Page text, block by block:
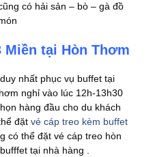
có hải sản – bò – gà đồ
Miền tại Hòn Thơm
nhất phục vụ buffet tại
nghỉ vào lúc 12h-13h30
hàng đầu cho du khách
đặt vé cáp treo kèm buffet
có thể đặt vé cáp treo hòn
tại nhà hàng .